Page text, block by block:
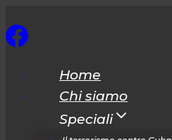
al
Home
Chi siamo
Speciali